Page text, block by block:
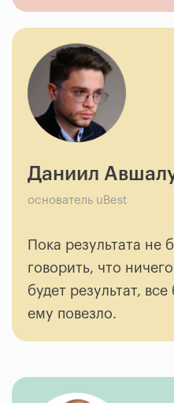
Даниил
основатель uBest
Пока результата не
говорить, что
будет результат,
ему повезло.